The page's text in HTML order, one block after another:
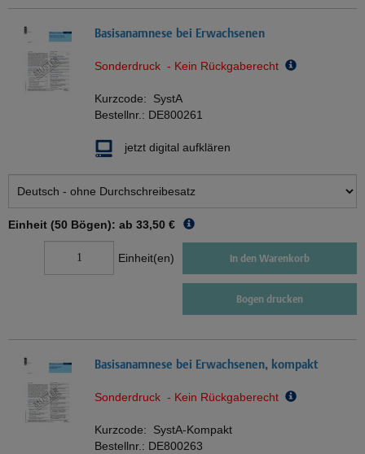
Basisanamnese bei Erwachsenen
Sonderdruck - Kein Rückgaberecht
Kurzcode: SystA
Bestellnr.: DE800261
jetzt digital aufklären
Einheit (50 Bögen): ab 33,50 €
Einheit(en) In den Warenkorb
Bogen drucken
Basisanamnese bei Erwachsenen, kompakt
Sonderdruck - Kein Rückgaberecht
Kurzcode: SystA-Kompakt
Bestellnr.: DE800263